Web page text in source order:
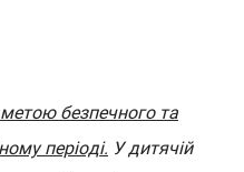
безпечного та
періоді. У дитячій